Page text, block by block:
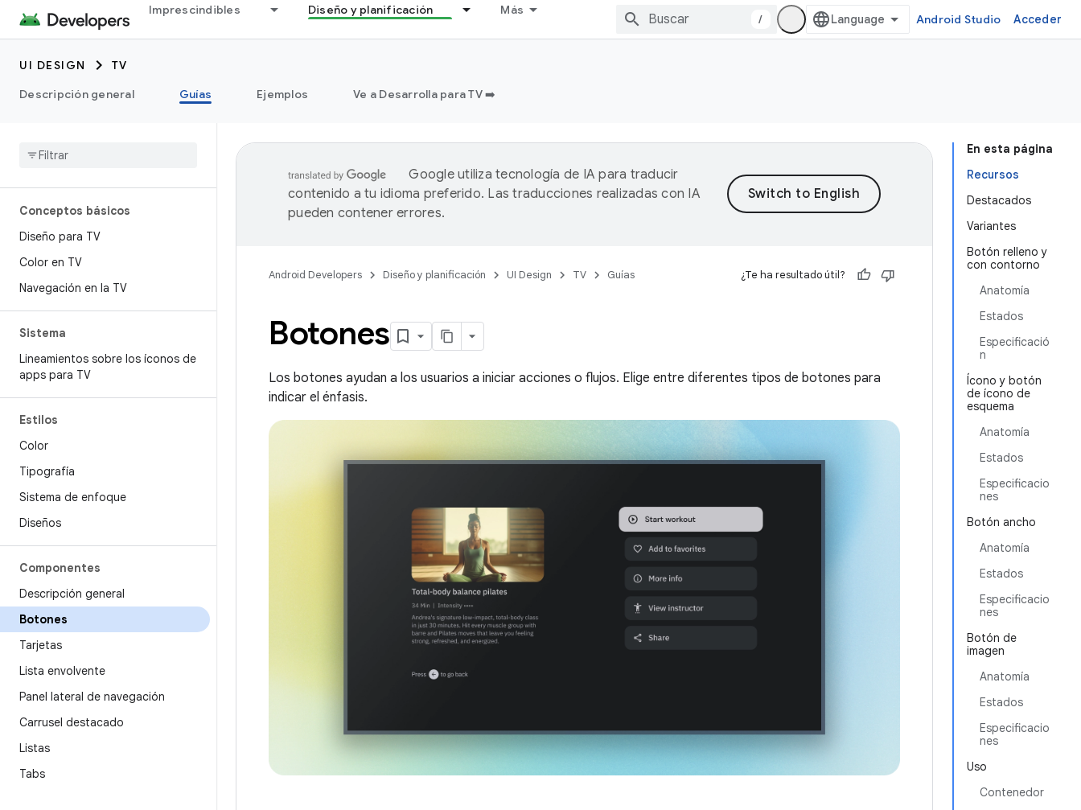
Imprescindibles Diseño y planificación Más
/ Android Studio Acceder
UI DESIGN
TV
Descripción general
Guías Ejemplos Ve a Desarrolla para TV ➡️
Conceptos básicos
Diseño para TV
Color en TV
Navegación en la TV
Sistema
Lineamientos sobre los íconos de
apps para TV
Estilos
Color
Tipografía
Sistema de enfoque
Diseños
Componentes
Descripción general
Botones
Tarjetas
Lista envolvente
Panel lateral de navegación
Carrusel destacado
Listas
Tabs
En esta página
Recursos
Destacados
Variantes
Botón relleno y
con contorno
Anatomía
Estados
Especificació
n
Ícono y botón
de ícono de
esquema
Anatomía
Estados
Especificacio
nes
Botón ancho
Anatomía
Estados
Especificacio
nes
Botón de
imagen
Anatomía
Estados
Especificacio
nes
Uso
Contenedor
Google utiliza tecnología de IA para traducir
contenido a tu idioma preferido. Las traducciones realizadas con IA
pueden contener errores.
Android Developers Diseño y planificación UI Design TV Guías ¿Te ha resultado útil?
Botones
Los botones ayudan a los usuarios a iniciar acciones o flujos. Elige entre diferentes tipos de botones para
indicar el énfasis.